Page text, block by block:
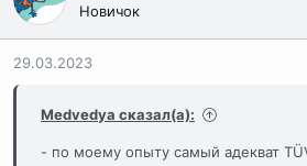
Новичок
29.03.2023
Medvedya сказал(а):
- по моему опыту самый адекват